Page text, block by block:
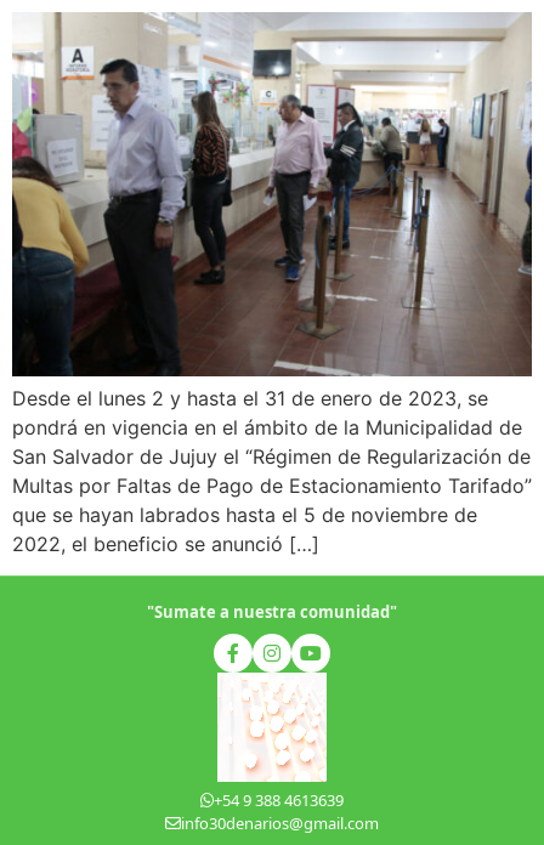
Desde el lunes 2 y hasta el 31 de enero de 2023, se
pondrá en vigencia en el ámbito de la Municipalidad de
San Salvador de Jujuy el “Régimen de Regularización de
Multas por Faltas de Pago de Estacionamiento Tarifado”
que se hayan labrados hasta el 5 de noviembre de
2022, el beneficio se anunció […]
"Sumate a nuestra comunidad"
+54 9 388 4613639
info30denarios@gmail.com